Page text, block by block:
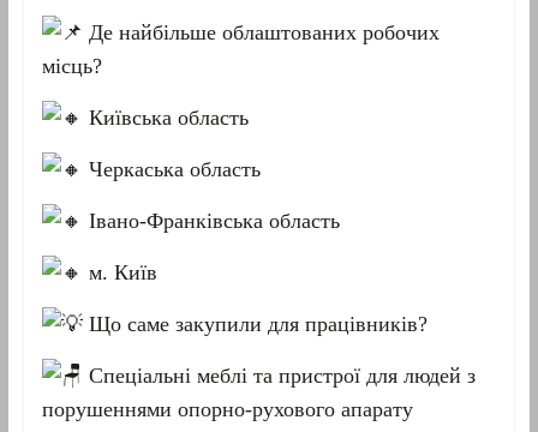
Де найбільше облаштованих робочих
місць?
Київська область
Черкаська область
Івано-Франківська область
м. Київ
Що саме закупили для працівників?
Спеціальні меблі та пристрої для людей з
порушеннями опорно-рухового апарату